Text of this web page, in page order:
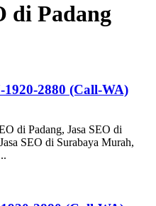
di Padang
1920-2880 (Call-WA)
di Padang, Jasa SEO di
SEO di Surabaya Murah,